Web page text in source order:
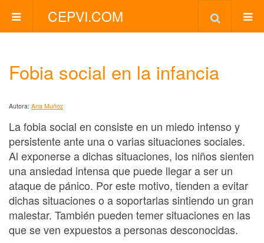
CEPVI.COM
Fobia social en la infancia
Autora: Ana Muñoz
La fobia social en consiste en un miedo intenso y
persistente ante una o varias situaciones sociales.
Al exponerse a dichas situaciones, los niños sienten
una ansiedad intensa que puede llegar a ser un
ataque de pánico. Por este motivo, tienden a evitar
dichas situaciones o a soportarlas sintiendo un gran
malestar. También pueden temer situaciones en las
que se ven expuestos a personas desconocidas.